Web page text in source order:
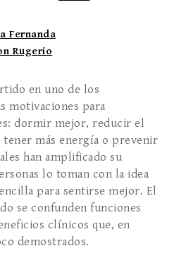
Fernanda
Rugerio
en uno de los
motivaciones para
dormir mejor, reducir el
tener más energía o prevenir
han amplificado su
lo toman con la idea
para sentirse mejor. El
se confunden funciones
clínicos que, en
demostrados.